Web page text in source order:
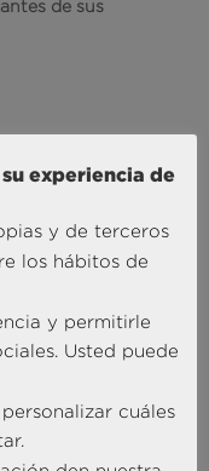
de sus
Director del
electrónico
clientes
te
que necesitas
establecer una
del
Utilizar el correo
experiencia de
y de terceros
los hábitos de
y permitirle
Usted puede
cuáles